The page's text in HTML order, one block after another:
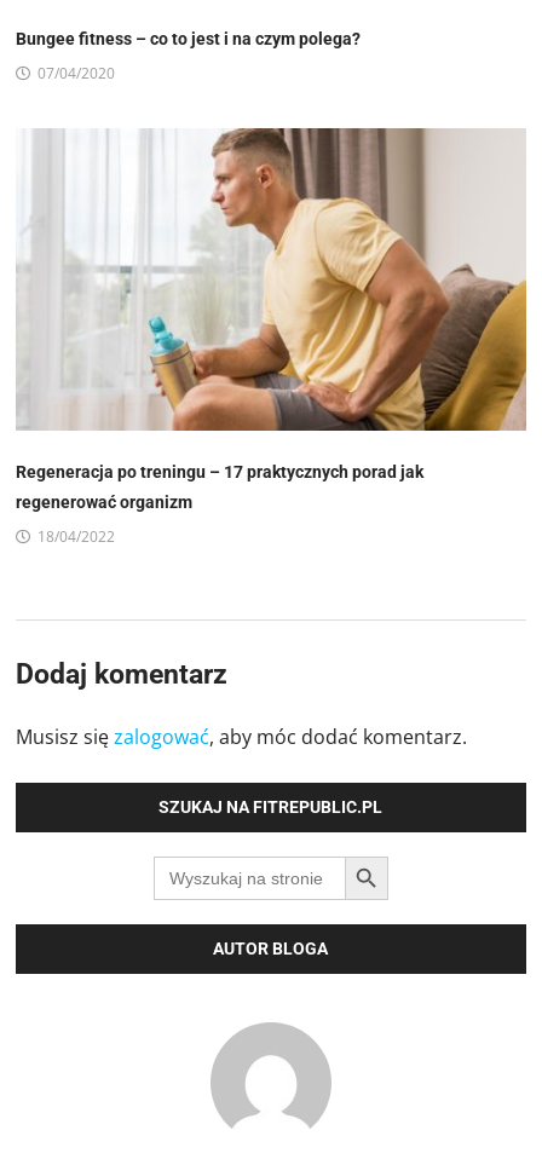
Bungee fitness – co to jest i na czym polega?
07/04/2020
Regeneracja po treningu – 17 praktycznych porad jak
regenerować organizm
18/04/2022
Dodaj komentarz
Musisz sięzalogować, aby móc dodać komentarz.
SZUKAJ NA FITREPUBLIC.PL
Search
for:
SEARCH BUTTON
AUTOR BLOGA